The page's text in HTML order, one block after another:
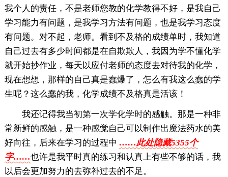
我个人的责任，不是老师您教的化学教得不好，是我自己
学习能力有问题，是我学习方法有问题，也是我学习态度
有问题。对不起，老师。看到不及格的成绩单时，我知道
自己过去有多少时间都是在自欺欺人，我因为学不懂化学
就开始抄作业，每天以应付老师的态度去对待我的化学，
现在想想，那样的自己真是蠢爆了，怎么有我这么蠢的学
生呢？这么蠢的我，化学成绩不及格真是活该！
我还记得我当初第一次学化学时的感触。那是一种非
常新鲜的感触，是一种感觉自己可以制作出魔法药水的美
好向往，后来在学习的过程中 ……此处隐藏5355个
字……也许是我平时真的练习和认真上有些不够的话，我
以后会更加努力的去弥补过去的不足。